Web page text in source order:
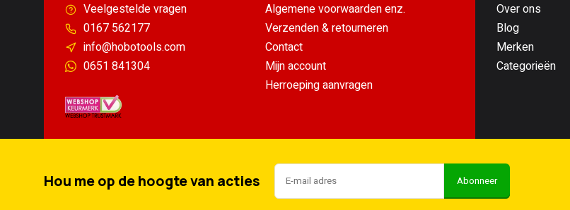
Veelgestelde vragen
0167 562177
info@hobotools.com
0651 841304
Algemene voorwaarden enz.
Verzenden & retourneren
Contact
Mijn account
Herroeping aanvragen
Over ons
Blog
Merken
Categorieën
Hou me op de hoogte van acties Abonneer